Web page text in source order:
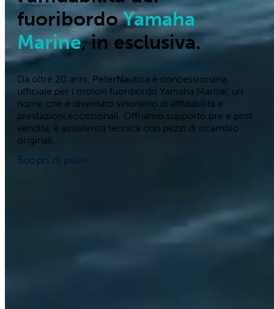
fuoribordoYamaha
Marine, in esclusiva.
Da oltre 20 anni, PeterNautica è concessionaria
ufficiale per i motori fuoribordo Yamaha Marine, un
nome che è diventato sinonimo di affidabilità e
prestazioni eccezionali. Offriamo supporto pre e post
vendita, e assistenza tecnica con pezzi di ricambio
originali.